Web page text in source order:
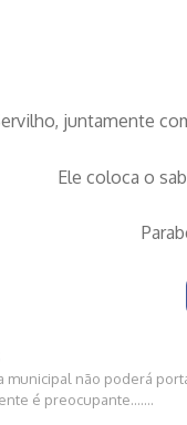
juntamente
Ele coloca o
municipal não poderá
é preocupante…….